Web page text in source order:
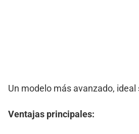
Un modelo más avanzado,
Ventajas principales: